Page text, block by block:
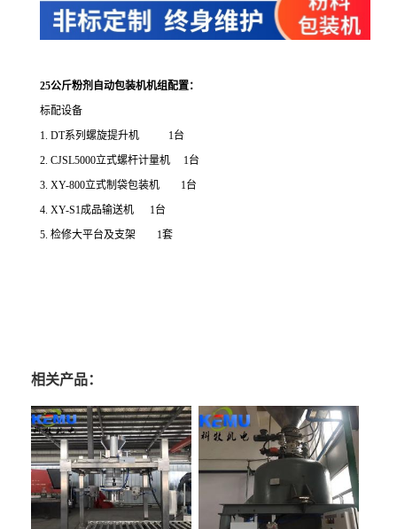
25公斤粉剂自动包装机机组配置：
标配设备
1. DT系列螺旋提升机 1台
2. CJSL5000立式螺杆计量机 1台
3. XY-800立式制袋包装机 1台
4. XY-S1成品输送机 1台
5. 检修大平台及支架 1套
相关产品：